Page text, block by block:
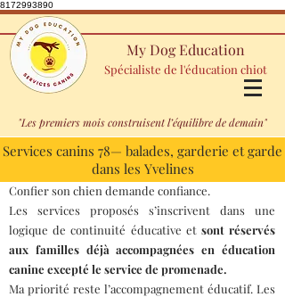
8172993890
My Dog Education
Spécialiste de l'éducation chiot
"Les premiers mois construisent l’équilibre de demain"
Services canins 78— balades, garderie et garde
dans les Yvelines
Confier son chien demande confiance.
Les services proposés s’inscrivent dans une
logique de continuité éducative et sont réservés
aux familles déjà accompagnées en éducation
canine excepté le service de promenade.
Ma priorité reste l’accompagnement éducatif. Les